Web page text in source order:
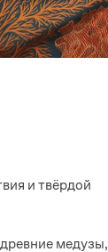
и твёрдой
медузы,